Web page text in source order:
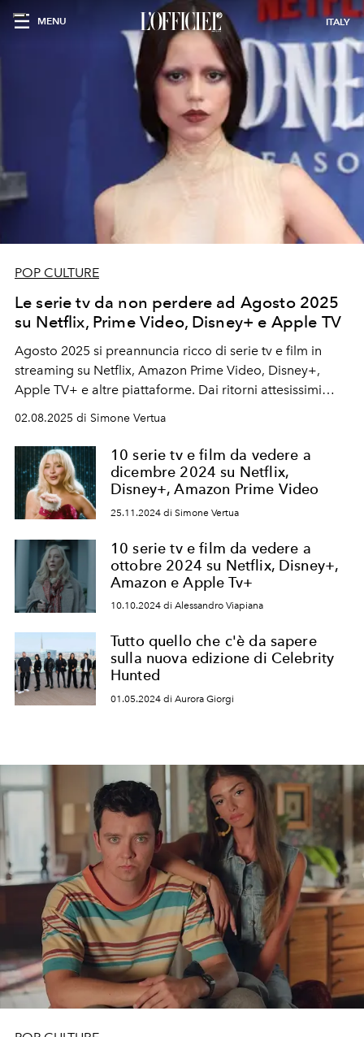
MENU ITALY
POP CULTURE
Le serie tv da non perdere ad Agosto 2025
su Netflix, Prime Video, Disney+ e Apple TV
Agosto 2025 si preannuncia ricco di serie tv e film in
streaming su Netflix, Amazon Prime Video, Disney+,
Apple TV+ e altre piattaforme. Dai ritorni attesissimi
come "Mercoledì" firmata Tim Burton, ai debutti
programmazione si fa intensa e cinematografica.
02.08.2025 di Simone Vertua
10 serie tv e film da vedere a
dicembre 2024 su Netflix,
Disney+, Amazon Prime Video
25.11.2024 di Simone Vertua
10 serie tv e film da vedere a
ottobre 2024 su Netflix, Disney+,
Amazon e Apple Tv+
10.10.2024 di Alessandro Viapiana
Tutto quello che c'è da sapere
sulla nuova edizione di Celebrity
Hunted
01.05.2024 di Aurora Giorgi